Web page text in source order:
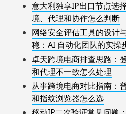
意大利独享IP出口节点选
境、代理和协作怎么判断
网络安全评估工具的设计
稳：AI 自动化团队的实操
卓天跨境电商排查思路：
和代理不一致怎么处理
从事跨境电商对比指南：
和指纹浏览器怎么选